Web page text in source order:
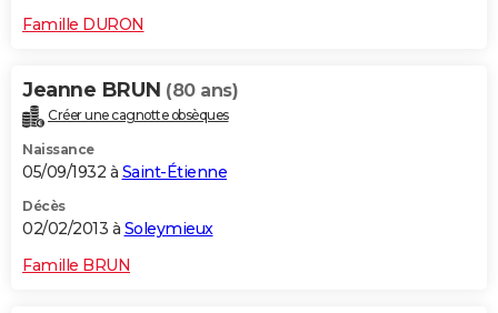
Famille DURON
Jeanne BRUN (80 ans)
Créer une cagnotte obsèques
Naissance
05/09/1932 à Saint-Étienne
Décès
02/02/2013 à Soleymieux
Famille BRUN